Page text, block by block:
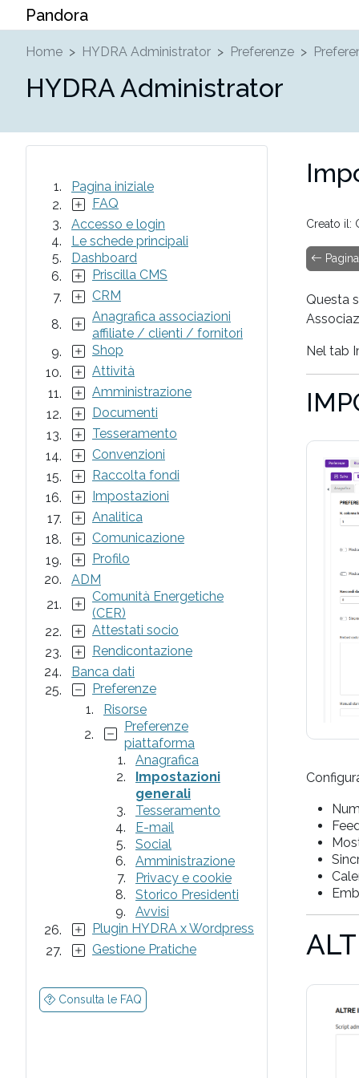
Pandora
Home HYDRA Administrator Preferenze
HYDRA Administrator
Pagina iniziale
FAQ
Accesso e login
Le schede principali
Dashboard
Priscilla CMS
CRM
Anagrafica associazioni
affiliate / clienti / fornitori
Shop
Attività
Amministrazione
Documenti
Tesseramento
Convenzioni
Raccolta fondi
Impostazioni
Analitica
Comunicazione
Profilo
ADM
Comunità Energetiche
(CER)
Attestati socio
Rendicontazione
Banca dati
Preferenze
Risorse
Preferenze
piattaforma
Anagrafica
Impostazioni
generali
Tesseramento
E-mail
Social
Amministrazione
Privacy e cookie
Storico Presidenti
Avvisi
Plugin HYDRA x Wordpress
Gestione Pratiche
Consulta le FAQ
Creato il:
Questa
Nel tab